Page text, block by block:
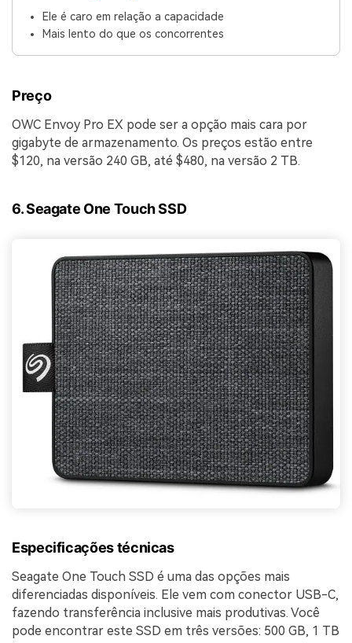
Ele é caro em relação a capacidade
Mais lento do que os concorrentes
Preço
OWC Envoy Pro EX pode ser a opção mais cara por
gigabyte de armazenamento. Os preços estão entre
$120, na versão 240 GB, até $480, na versão 2 TB.
6. Seagate One Touch SSD
Especificações técnicas
Seagate One Touch SSD é uma das opções mais
diferenciadas disponíveis. Ele vem com conector USB-C,
fazendo transferência inclusive mais produtivas. Você
pode encontrar este SSD em três versões: 500 GB, 1 TB